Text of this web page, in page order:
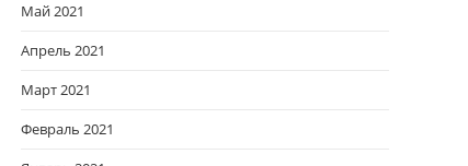
Май 2021
Апрель 2021
Март 2021
Февраль 2021